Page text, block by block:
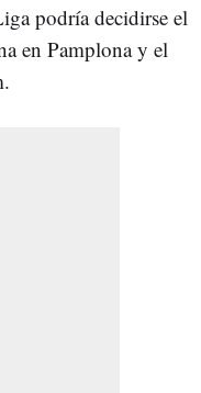
podría decidirse el
en Pamplona y el